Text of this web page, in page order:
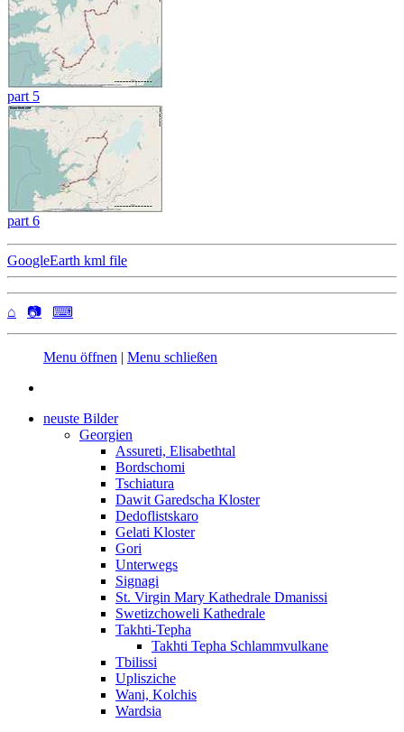
part 5
part 6
GoogleEarth kml file
⌂ 📷 ⌨
Menu öffnen | Menu schließen
neuste Bilder
Georgien
Assureti, Elisabethtal
Bordschomi
Tschiatura
Dawit Garedscha Kloster
Dedoflistskaro
Gelati Kloster
Gori
Unterwegs
Signagi
St. Virgin Mary Kathedrale Dmanissi
Swetizchoweli Kathedrale
Takhti-Tepha
Takhti Tepha Schlammvulkane
Tbilissi
Uplisziche
Wani, Kolchis
Wardsia